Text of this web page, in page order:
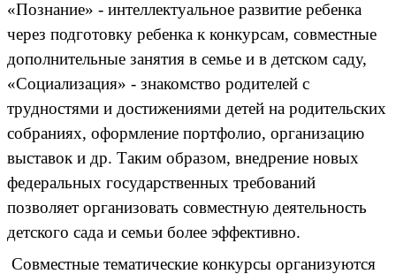
«Познание» - интеллектуальное развитие ребенка
через подготовку ребенка к конкурсам, совместные
дополнительные занятия в семье и в детском саду,
«Социализация» - знакомство родителей с
трудностями и достижениями детей на родительских
собраниях, оформление портфолио, организацию
выставок и др. Таким образом, внедрение новых
федеральных государственных требований
позволяет организовать совместную деятельность
детского сада и семьи более эффективно.
Совместные тематические конкурсы организуются